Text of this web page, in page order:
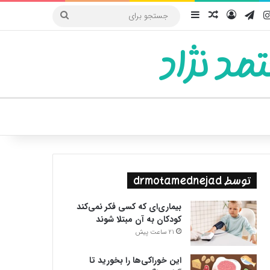
اینستاگرام
تلگرامورودنوشته تصادفی
سایدبار
جستجو
نژاد
پوسته
توسط drmotamednejad
بیماری‌ای که کسی فکر نمی‌کند
کودکان به آن مبتلا شوند
21 ساعت پیش
این خوراکی‌ها را بخورید تا